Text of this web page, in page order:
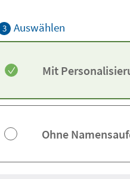
3 Auswählen
Mit
Ohne